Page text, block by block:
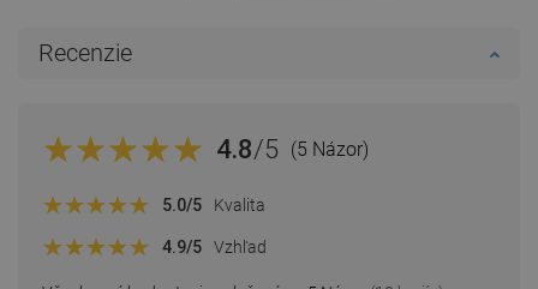
Recenzie
4.8/5 (5 Názor)
5.0/5 Kvalita
4.9/5 Vzhľad